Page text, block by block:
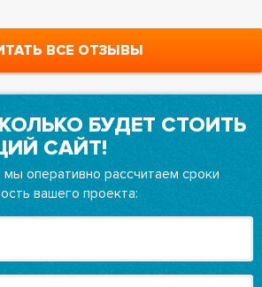
ВСЕ ОТЗЫВЫ
БУДЕТ СТОИТЬ
САЙТ!
оперативно рассчитаем сроки
вашего проекта: